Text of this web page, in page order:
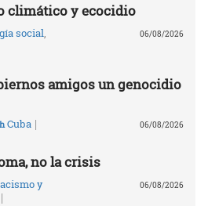
climático y ecocidio
social,
06/08/2026
amigos un genocidio
Cuba | 06/08/2026
no la crisis
y
|
06/08/2026